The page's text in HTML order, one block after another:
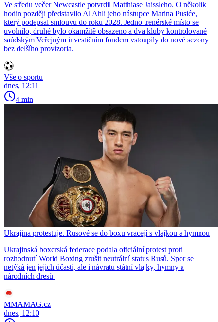
Ve středu večer Newcastle potvrdil Matthiase Jaissleho. O několik
hodin později představilo Al Ahli jeho nástupce Marina Pusiće,
který podepsal smlouvu do roku 2028. Jedno trenérské místo se
uvolnilo, druhé bylo okamžitě obsazeno a dva kluby kontrolované
saúdským Veřejným investičním fondem vstoupily do nové sezony
bez delšího provizoria.
Vše o sportu
dnes, 12:11
4 min
Ukrajina protestuje. Rusové se do boxu vracejí s vlajkou a hymnou
Ukrajinská boxerská federace podala oficiální protest proti
rozhodnutí World Boxing zrušit neutrální status Rusů. Spor se
netýká jen jejich účasti, ale i návratu státní vlajky, hymny a
národních dresů.
MMAMAG.cz
dnes, 12:10